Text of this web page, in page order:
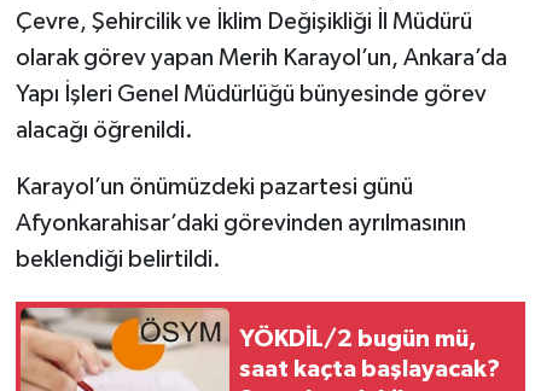
Çevre, Şehircilik ve İklim Değişikliği İl Müdürü
olarak görev yapan Merih Karayol’un, Ankara’da
Yapı İşleri Genel Müdürlüğü bünyesinde görev
alacağı öğrenildi.
Karayol’un önümüzdeki pazartesi günü
Afyonkarahisar’daki görevinden ayrılmasının
beklendiği belirtildi.
YÖKDİL/2 bugün mü,
saat kaçta başlayacak?